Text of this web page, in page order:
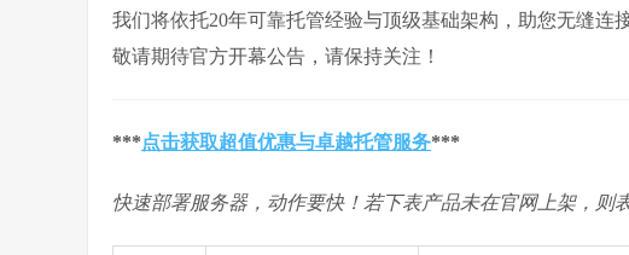
我们将依托20年可靠托管经验与顶级基础架构，助您无缝连
敬请期待官方开幕公告，请保持关注！
***点击获取超值优惠与卓越托管服务***
快速部署服务器，动作要快！若下表产品未在官网上架，则